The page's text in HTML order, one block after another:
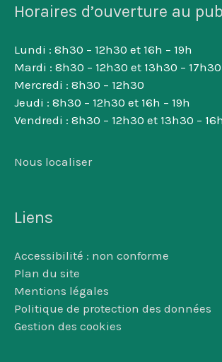
Horaires d’ouverture au
Lundi : 8h30 – 12h30 et 16h – 19h
Mardi : 8h30 – 12h30 et 13h30 – 17h30
Mercredi : 8h30 – 12h30
Jeudi : 8h30 – 12h30 et 16h – 19h
Vendredi : 8h30 – 12h30 et 13h30 –
Nous localiser
Liens
Accessibilité : non conforme
Plan du site
Mentions légales
Politique de protection des données
Gestion des cookies